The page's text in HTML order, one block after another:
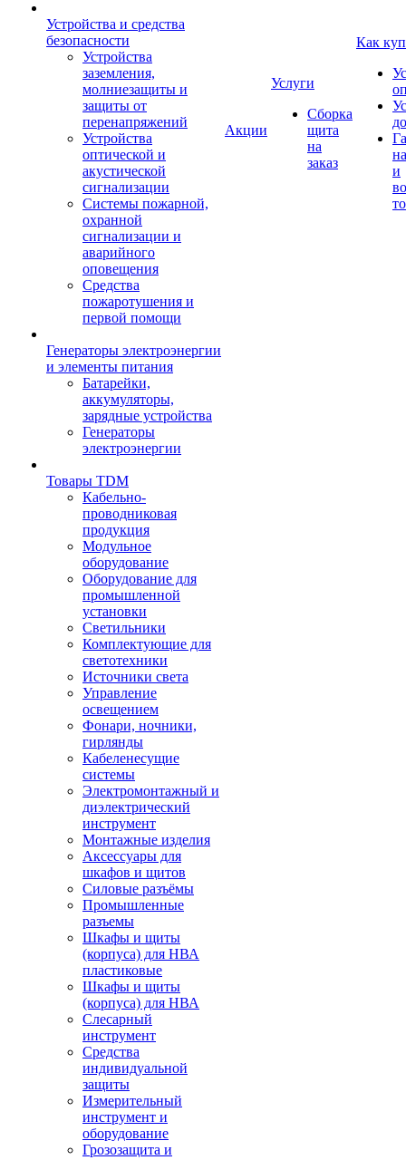
Устройства и средства
безопасности
Устройства
заземления,
молниезащиты и
защиты от
перенапряжений
Устройства
оптической и
акустической
сигнализации
Системы пожарной,
охранной
сигнализации и
аварийного
оповещения
Средства
пожаротушения и
первой помощи
Генераторы электроэнергии
и элементы питания
Батарейки,
аккумуляторы,
зарядные устройства
Генераторы
электроэнергии
Товары TDM
Кабельно-
проводниковая
продукция
Модульное
оборудование
Оборудование для
промышленной
установки
Светильники
Комплектующие для
светотехники
Источники света
Управление
освещением
Фонари, ночники,
гирлянды
Кабеленесущие
системы
Электромонтажный и
диэлектрический
инструмент
Монтажные изделия
Аксессуары для
шкафов и щитов
Силовые разъёмы
Промышленные
разъемы
Шкафы и щиты
(корпуса) для НВА
пластиковые
Шкафы и щиты
(корпуса) для НВА
Слесарный
инструмент
Средства
индивидуальной
защиты
Измерительный
инструмент и
оборудование
Грозозащита и
Акции
Услуги
Сборка
щита
на
заказ
Как
и